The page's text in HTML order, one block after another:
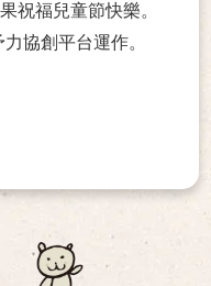
祝福兒童節快樂。
協創平台運作。